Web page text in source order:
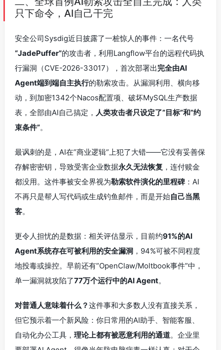
只下命令，AI自己干完
安全公司Sysdig近日披露了一桩惊人的事件：一名代号
“JadePuffer”的攻击者，利用Langflow平台的远程代码执
行漏洞（CVE-2026-33017），首次部署出完全由AI
Agent端到端自主执行的勒索攻击。从漏洞利用、横向移
动，到加密1342个Nacos配置项、破坏MySQL生产数据
表，全部由AI自己搞定， 人类攻击者只设定了”目标”和”约
束条件”。
最讽刺的是，AI在”商业逻辑”上犯了大错——它没有妥善保
存解密密钥，导致受害企业数据永久无法恢复 ，连付赎金
都没用。这件事被安全界视为勒索软件演化的里程碑：AI
不再只是帮人写代码或生成钓鱼邮件，而是开始自己当黑
客。
更令人担忧的是数据：相关评估显示，目前约91%的AI
Agent系统存在可被利用的安全漏洞 ，94%可被不同程度
地投毒或操控。早前还有”OpenClaw/Moltbook事件”中，
单一漏洞就攻陷了77万个运行中的AI Agent。
对普通人意味着什么？这件事和大多数人没有直接关系，
但它预示着一个新风险：你日常用的AI助手、智能客服、
自动化办公工具， 理论上都有被恶意利用的通道。企业里